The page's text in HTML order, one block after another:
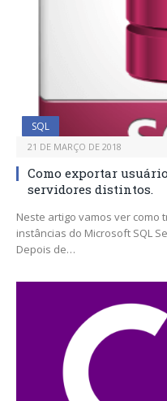
SQL
21 DE MARÇO DE 2018
Como exportar
servidores distintos.
Neste artigo vamos ver
instâncias do Microsoft SQL
Depois de…